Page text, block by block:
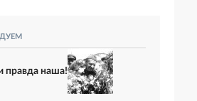
правда наша!